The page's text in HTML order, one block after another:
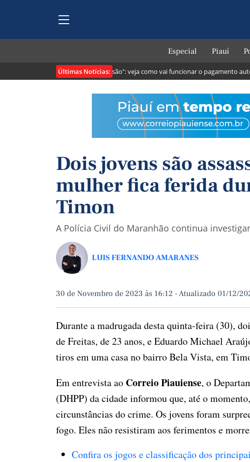
Especial Piauí
Últimas Notícias:
Lei cria o "Pix Pensão": veja como vai funcionar o pagamento
Dois jovens são
mulher fica ferida
Timon
A Polícia Civil do Maranhão continua
LUIS FERNANDO AMARANES
30 de Novembro de 2023 às 16:12 -Atualizado 01/12/
Durante a madrugada desta quinta-feira (30),
de Freitas, de 23 anos, e Eduardo Michael
tiros em uma casa no bairro Bela Vista, em
Em entrevista ao Correio Piauiense, o
(DHPP) da cidade informou que, até o
circunstâncias do crime. Os jovens foram
fogo. Eles não resistiram aos ferimentos e
Confira os jogos e classificação dos